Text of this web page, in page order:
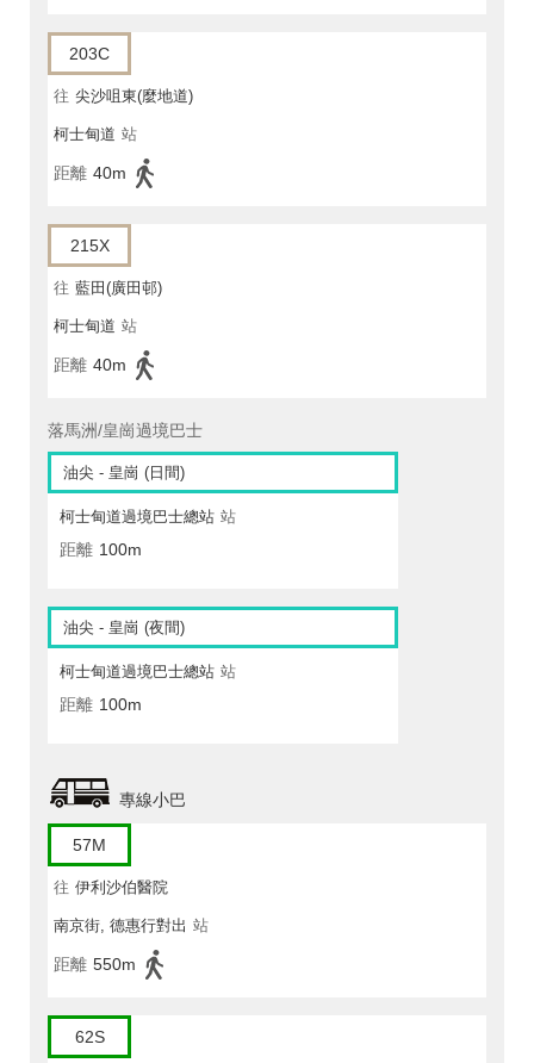
203C
往 尖沙咀東(麼地道)
柯士甸道 站
距離 40m
215X
往 藍田(廣田邨)
柯士甸道 站
距離 40m
落馬洲/皇崗過境巴士
油尖 - 皇崗 (日間)
柯士甸道過境巴士總站 站
距離 100m
油尖 - 皇崗 (夜間)
柯士甸道過境巴士總站 站
距離 100m
專線小巴
57M
往 伊利沙伯醫院
南京街, 德惠行對出 站
距離 550m
62S